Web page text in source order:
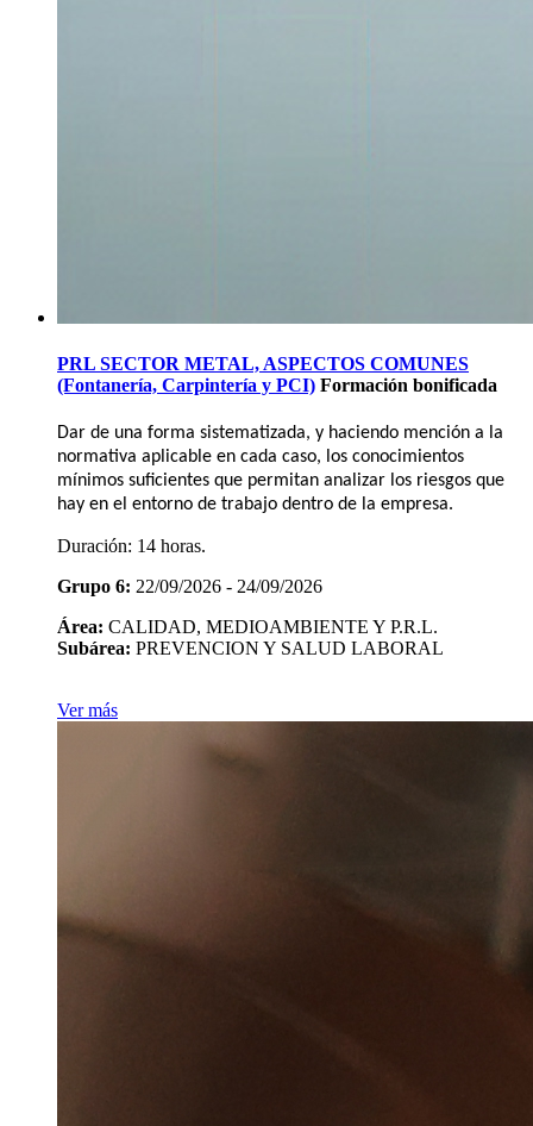
PRL SECTOR METAL, ASPECTOS COMUNES
(Fontanería, Carpintería y PCI) Formación bonificada
Dar de una forma sistematizada, y haciendo mención a la
normativa aplicable en cada caso, los conocimientos
mínimos suficientes que permitan analizar los riesgos que
hay en el entorno de trabajo dentro de la empresa.
Duración: 14 horas.
Grupo 6: 22/09/2026 - 24/09/2026
Área: CALIDAD, MEDIOAMBIENTE Y P.R.L.
Subárea: PREVENCION Y SALUD LABORAL
Ver más